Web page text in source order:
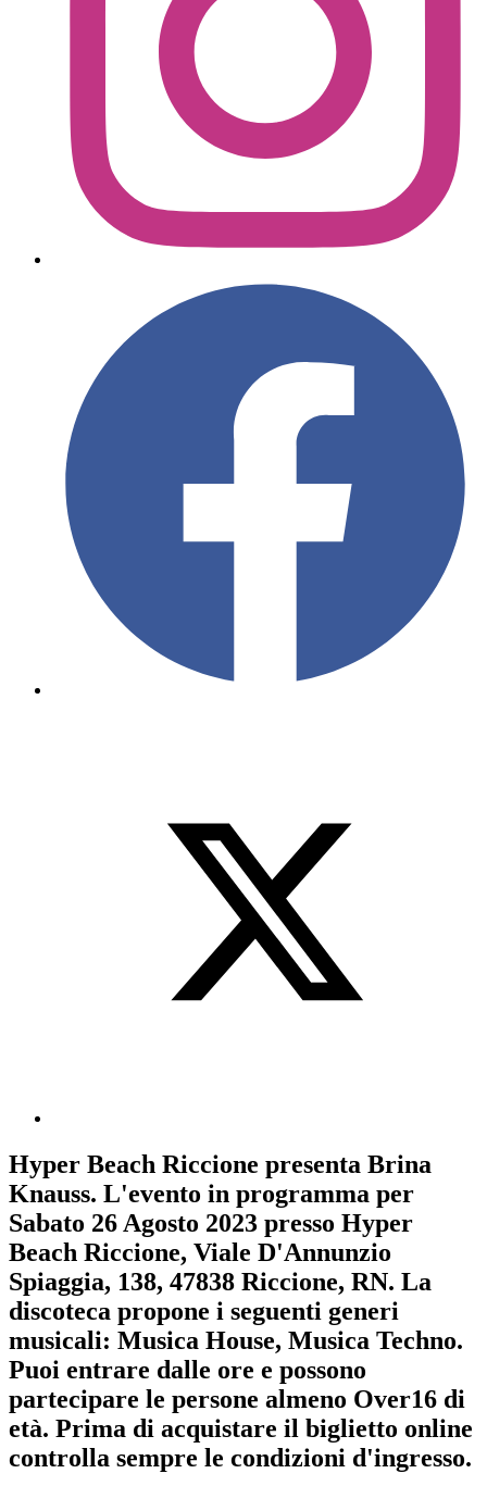
Hyper Beach Riccione presenta Brina
Knauss. L'evento in programma per
Sabato 26 Agosto 2023 presso Hyper
Beach Riccione, Viale D'Annunzio
Spiaggia, 138, 47838 Riccione, RN. La
discoteca propone i seguenti generi
musicali: Musica House, Musica Techno.
Puoi entrare dalle ore e possono
partecipare le persone almeno Over16 di
età. Prima di acquistare il biglietto online
controlla sempre le condizioni d'ingresso.